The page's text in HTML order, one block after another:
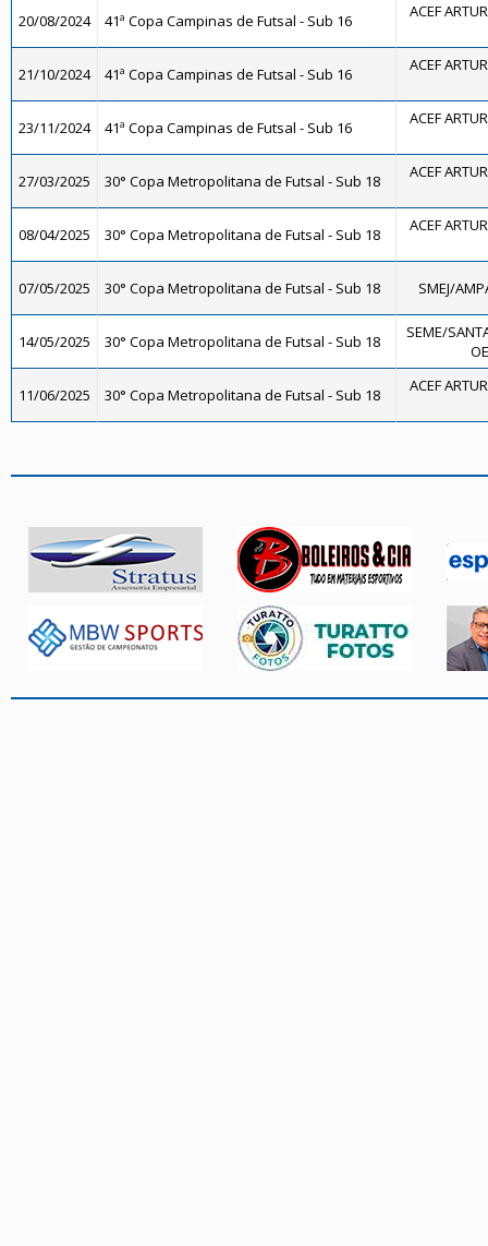
20/08/2024 41ª Copa Campinas de Futsal - Sub 16 ACEF
21/10/2024 41ª Copa Campinas de Futsal - Sub 16 ACEF
23/11/2024 41ª Copa Campinas de Futsal - Sub 16 ACEF
27/03/2025 30° Copa Metropolitana de Futsal - Sub 18 ACEF
08/04/2025 30° Copa Metropolitana de Futsal - Sub 18 ACEF
07/05/2025 30° Copa Metropolitana de Futsal - Sub 18 SMEJ/
14/05/2025 30° Copa Metropolitana de Futsal - Sub 18
SEME/
11/06/2025 30° Copa Metropolitana de Futsal - Sub 18 ACEF